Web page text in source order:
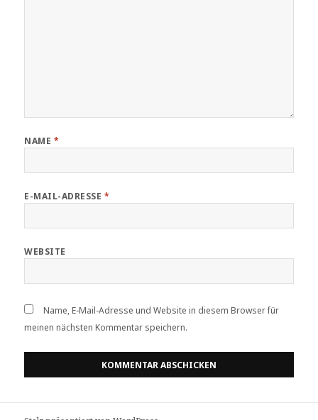
NAME *
E-MAIL-ADRESSE *
WEBSITE
Name, E-Mail-Adresse und Website in diesem Browser für
meinen nächsten Kommentar speichern.